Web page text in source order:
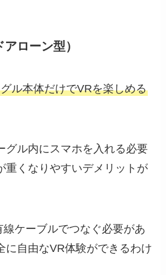
ローン型）
ル本体だけでVRを楽しめる
グル内にスマホを入れる必要
重くなりやすいデメリットが
ケーブルでつなぐ必要があ
に自由なVR体験ができるわけ